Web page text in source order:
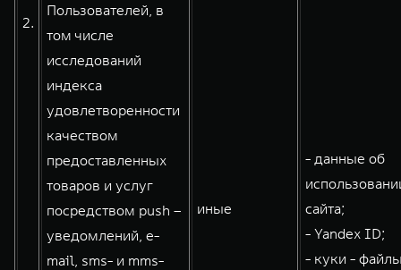
2.
Пользователей, в
том числе
исследований
индекса
удовлетворенности
качеством
предоставленных
товаров и услуг
посредством push –
уведомлений, e-
mail, sms- и mms-
иные
- данные об
сайта;
- Yandex ID;
- куки -